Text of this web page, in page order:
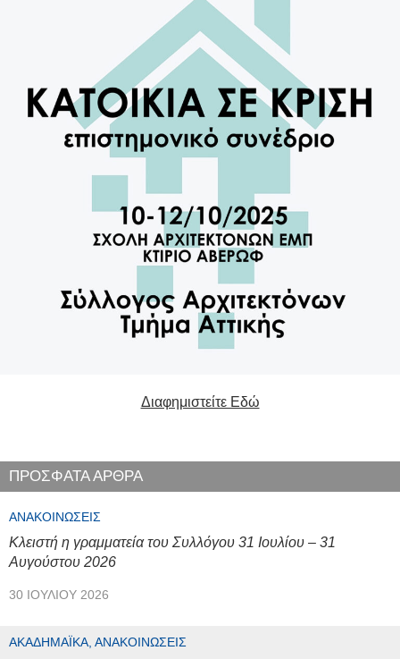
Διαφημιστείτε Εδώ
ΠΡΟΣΦΑΤΑ ΑΡΘΡΑ
ΑΝΑΚΟΙΝΏΣΕΙΣ
Κλειστή η γραμματεία του Συλλόγου 31 Ιουλίου – 31
Αυγούστου 2026
30 ΙΟΥΛΊΟΥ 2026
ΑΚΑΔΗΜΑΪΚΆ, ΑΝΑΚΟΙΝΏΣΕΙΣ